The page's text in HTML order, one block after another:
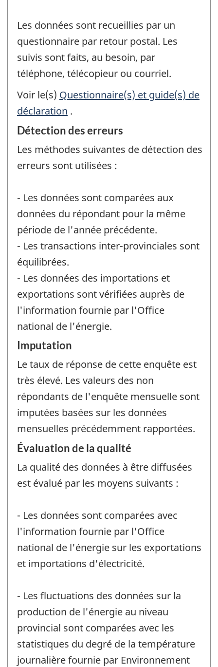
Les données sont recueillies par un
questionnaire par retour postal. Les
suivis sont faits, au besoin, par
téléphone, télécopieur ou courriel.
Voir le(s) Questionnaire(s) et guide(s) de
déclaration .
Détection des erreurs
Les méthodes suivantes de détection des
erreurs sont utilisées :
- Les données sont comparées aux
données du répondant pour la même
période de l'année précédente.
- Les transactions inter-provinciales sont
équilibrées.
- Les données des importations et
exportations sont vérifiées auprès de
l'information fournie par l'Office
national de l'énergie.
Imputation
Le taux de réponse de cette enquête est
très élevé. Les valeurs des non
répondants de l'enquête mensuelle sont
imputées basées sur les données
mensuelles précédemment rapportées.
Évaluation de la qualité
La qualité des données à être diffusées
est évalué par les moyens suivants :
- Les données sont comparées avec
l'information fournie par l'Office
national de l'énergie sur les exportations
et importations d'électricité.
- Les fluctuations des données sur la
production de l'énergie au niveau
provincial sont comparées avec les
statistiques du degré de la température
journalière fournie par Environnement